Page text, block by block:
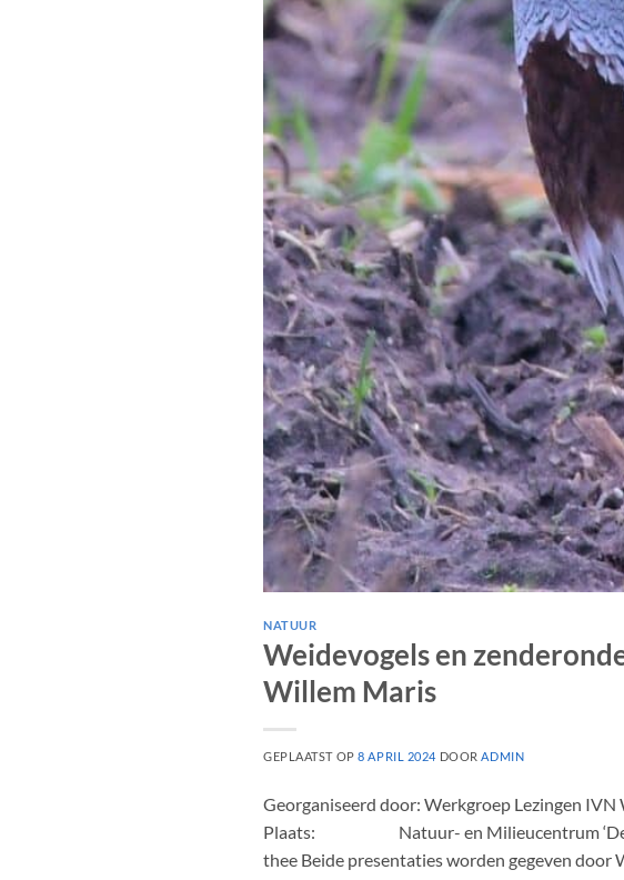
NATUUR
Weidevogels en
Willem Maris
GEPLAATST OP8 APRIL 2024 DOORADMIN
Georganiseerd door: Werkgroep
Plaats: Natuur- en Milieucentrum ‘De
thee Beide presentaties worden gegeven